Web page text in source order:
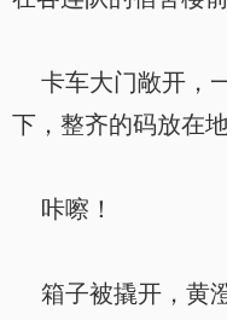
卡车大门敞开，
下，整齐的码放在地
咔嚓！
箱子被撬开，黄